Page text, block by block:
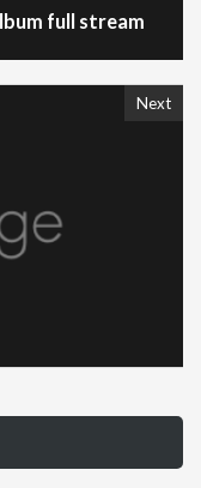
full stream
Next